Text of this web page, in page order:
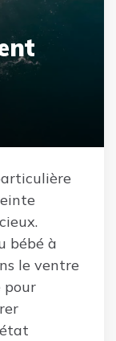
bébé à
le ventre
pour